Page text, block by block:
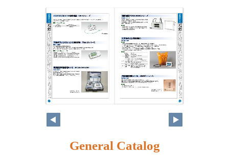
17
16
General Catalog